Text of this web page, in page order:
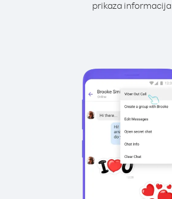
prikaza informacija